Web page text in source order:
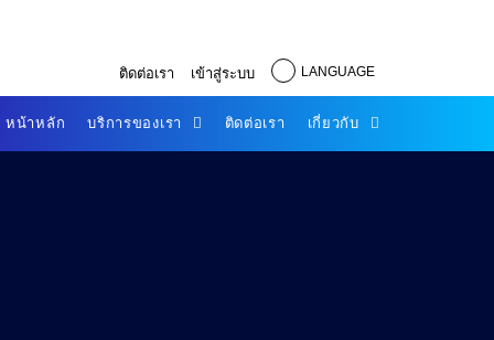
ติดต่อเรา เข้าสู่ระบบ LANGUAGE
หน้าหลัก บริการของเรา ติดต่อเรา เกี่ยวกับ